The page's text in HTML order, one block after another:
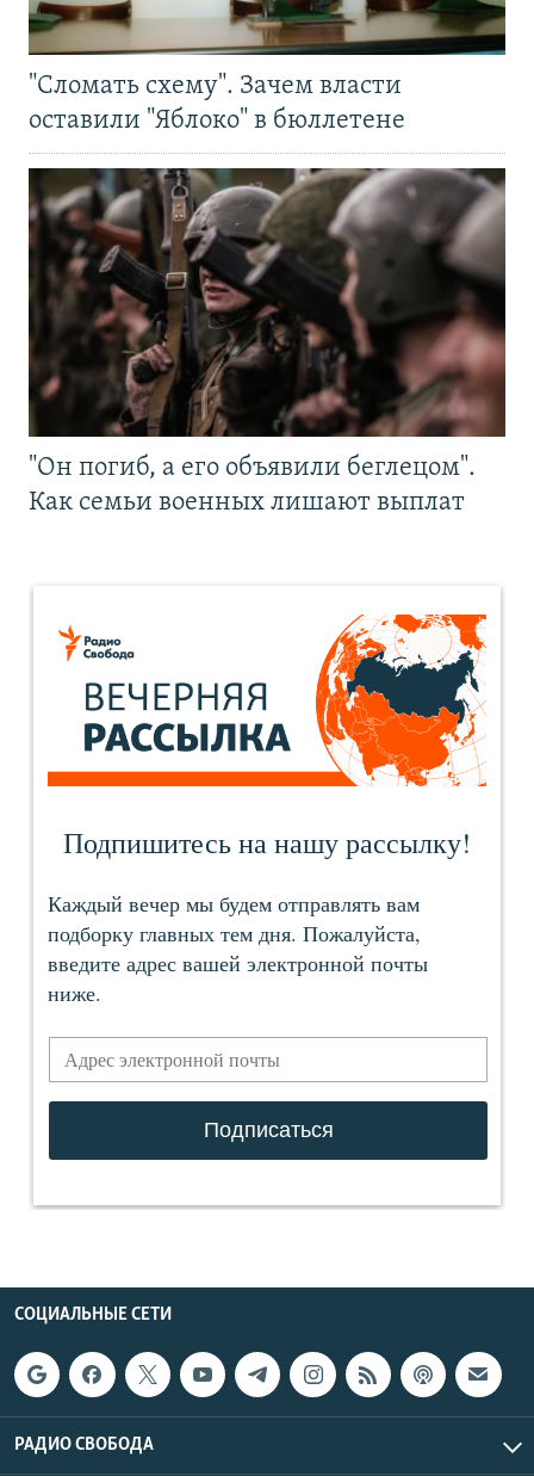
"Сломать схему". Зачем власти
оставили "Яблоко" в бюллетене
"Он погиб, а его объявили беглецом".
Как семьи военных лишают выплат
СОЦИАЛЬНЫЕ СЕТИ
РАДИО СВОБОДА